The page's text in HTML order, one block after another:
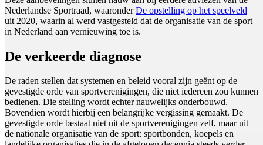
Nederlandse Sportraad, waaronderDe opstelling op het speelveld
uit 2020, waarin al werd vastgesteld dat de organisatie van de sport
in Nederland aan vernieuwing toe is.
De verkeerde diagnose
De raden stellen dat systemen en beleid vooral zijn geënt op de
gevestigde orde van sportverenigingen, die niet iedereen zou kunnen
bedienen. Die stelling wordt echter nauwelijks onderbouwd.
Bovendien wordt hierbij een belangrijke vergissing gemaakt. De
gevestigde orde bestaat niet uit de sportverenigingen zelf, maar uit
de nationale organisatie van de sport: sportbonden, koepels en